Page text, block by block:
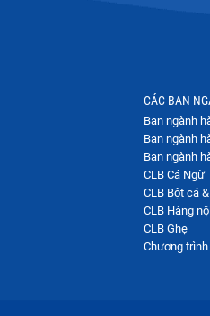
CÁC BAN
Ban ngành
Ban ngành
Ban ngành
CLB Cá Ngừ
CLB Bột cá
CLB Hàng
CLB Ghẹ
Chương trình